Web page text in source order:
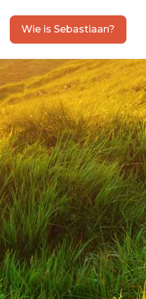
Wie is Sebastiaan?